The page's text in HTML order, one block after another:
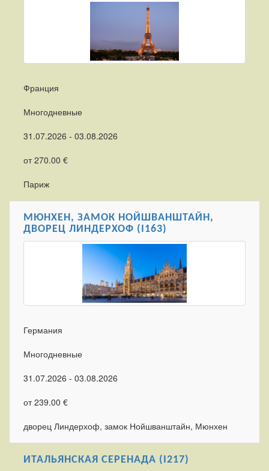
Франция
Многодневные
31.07.2026 - 03.08.2026
от 270.00 €
Париж
МЮНХЕН, ЗАМОК НОЙШВАНШТАЙН,
ДВОРЕЦ ЛИНДЕРХОФ (I163)
Германия
Многодневные
31.07.2026 - 03.08.2026
от 239.00 €
дворец Линдерхоф, замок Нойшванштайн, Мюнхен
ИТАЛЬЯНСКАЯ СЕРЕНАДА (I217)